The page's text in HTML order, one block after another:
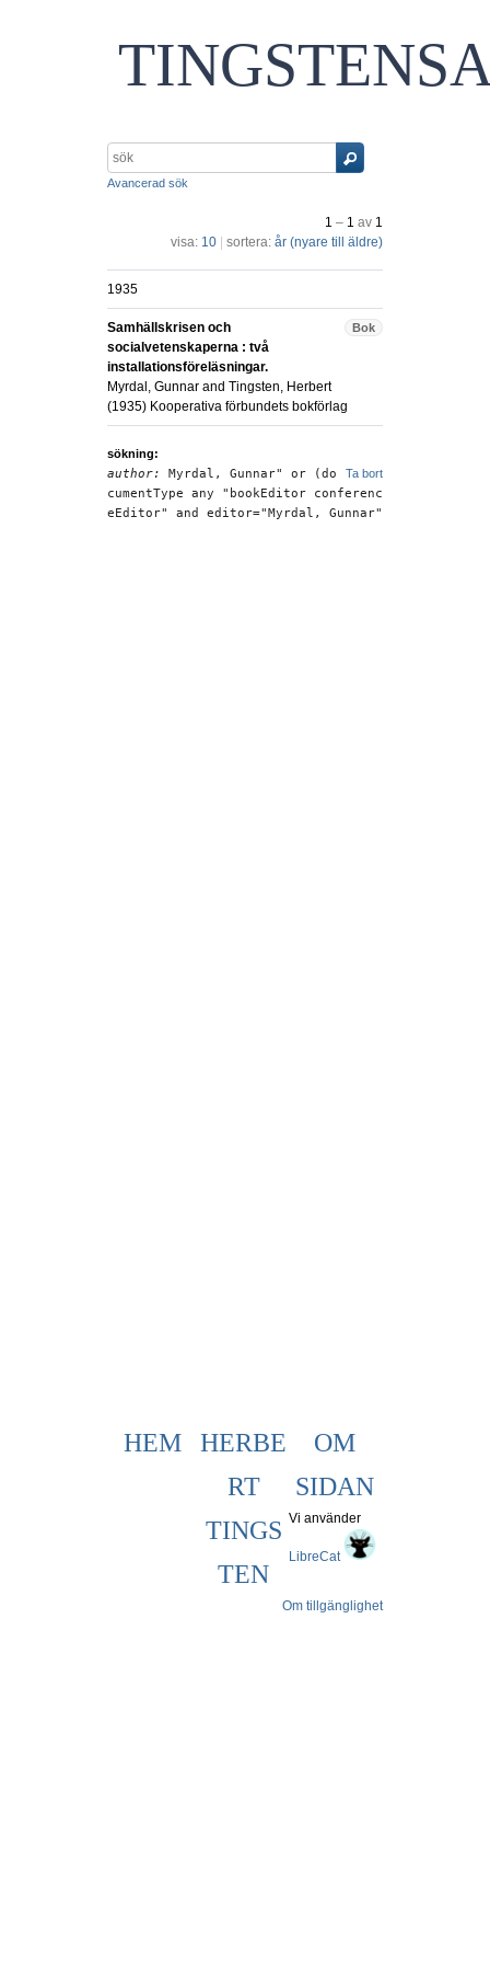
Avancerad sök
1 – 1 av 1
visa: 10 sortera: år (nyare till äldre)
1935
Bok
Samhällskrisen och
socialvetenskaperna : två
installationsföreläsningar.
Myrdal, Gunnar and Tingsten, Herbert
(1935) Kooperativa förbundets bokförlag
sökning:
Ta bort
author:
Myrdal, Gunnar" or (do
cumentType any "bookEditor conferenc
eEditor" and editor="Myrdal, Gunnar"
HEM
HERBE
RT
TINGS
TEN
OM
SIDAN
Om tillgänglighet
Vi använder
LibreCat